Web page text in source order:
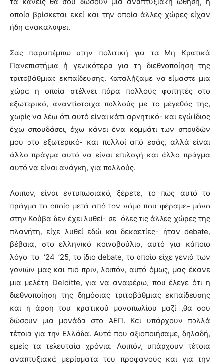
οποία βρίσκεται εκεί και την οποία άλλες χώρες είχαν
ήδη ανακαλύψει.
Σας παραπέμπω στην πολιτική για τα Μη Κρατικά
Πανεπιστήμια ή γενικότερα για τη διεθνοποίηση της
τριτοβάθμιας εκπαίδευσης. Καταλήξαμε να είμαστε μια
χώρα η οποία στέλνει πάρα πολλούς φοιτητές στο
εξωτερικό, αναντίστοιχα πολλούς με το μέγεθός της,
χωρίς να λέω ότι αυτό είναι κάτι αρνητικό- και εγώ ίδιος
έχω σπουδάσει, έχω κάνει ένα κομμάτι των σπουδών
μου στο εξωτερικό- και πολλοί από εσάς, αλλά είναι
άλλο πράγμα αυτό να είναι επιλογή και άλλο πράγμα
αυτό να είναι ανάγκη, για πολλούς.
Λοιπόν, είναι εντυπωσιακό, ξέρετε, το πώς αυτό το
πράγμα το οποίο μετά από τον νόμο που φέραμε- μόνο
στην Κούβα δεν έχει λυθεί- σε όλες τις άλλες χώρες της
πλανήτη, είχε λυθεί εδώ και δεκαετίες- ήταν debate,
βέβαια, στο ελληνικό κοινοβούλιο, αυτό για κάποιο
λόγο, το ‘24, ’25, το ίδιο debate, το οποίο είχε γενιά των
γονιών μας και πιο πριν, λοιπόν, αυτό όμως, μας έκανε
μια μελέτη Deloitte, για να αναφέρω, που έλεγε ότι η
διεθνοποίηση της δημόσιας τριτοβάθμιας εκπαίδευσης
και η άρση του κρατικού μονοπωλίου μαζί ,θα σου
δώσουν μια μονάδα στο ΑΕΠ. Και υπάρχουν πολλά
τέτοια για την Ελλάδα. Αυτά που αξιοποιήσαμε, δηλαδή,
εμείς τα τελευταία χρόνια. Λοιπόν, υπάρχουν τέτοια
αναπτυξιακά μερίσματα του προφανούς και για την